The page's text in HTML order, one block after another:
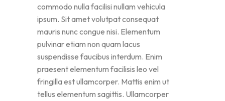
commodo nulla facilisi nullam vehicula
ipsum. Sit amet volutpat consequat
mauris nunc congue nisi. Elementum
pulvinar etiam non quam lacus
suspendisse faucibus interdum. Enim
praesent elementum facilisis leo vel
fringilla est ullamcorper. Mattis enim ut
tellus elementum sagittis. Ullamcorper